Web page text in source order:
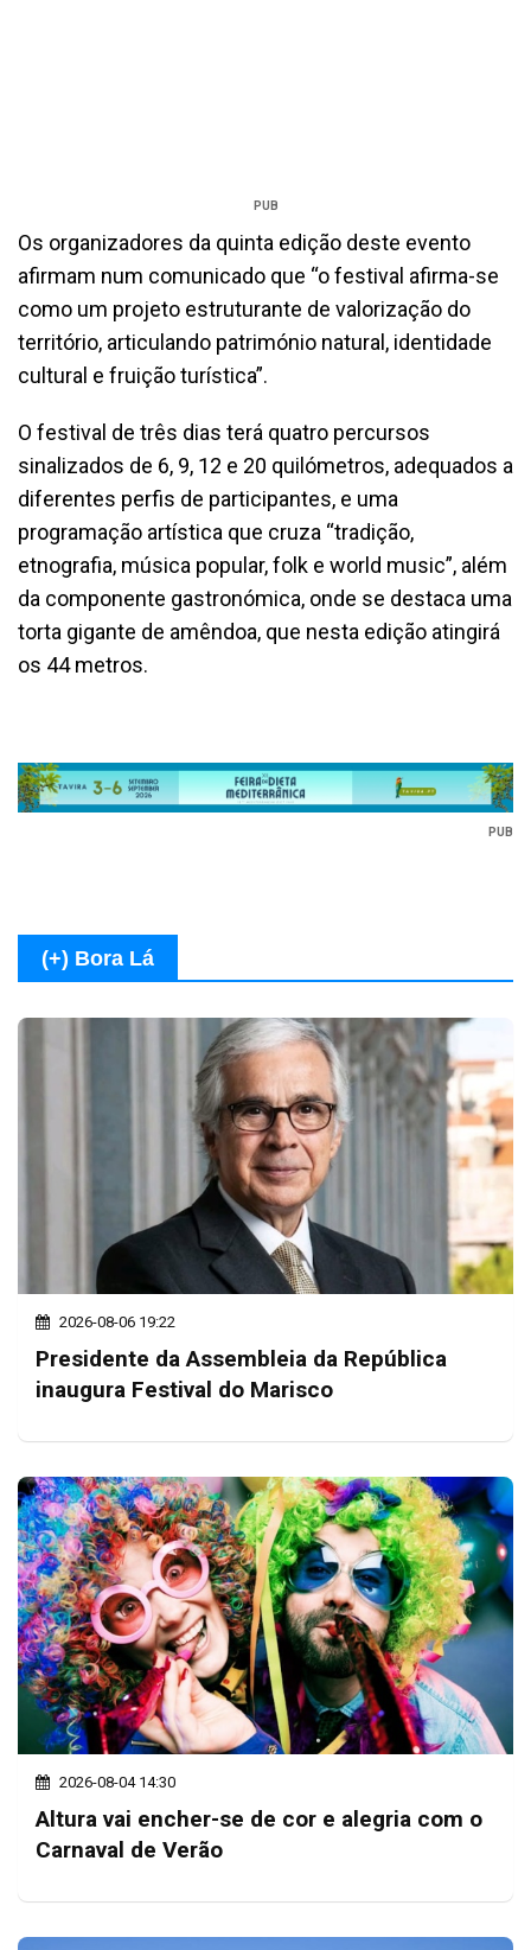
PUB
Os organizadores da quinta edição deste evento
afirmam num comunicado que “o festival afirma-se
como um projeto estruturante de valorização do
território, articulando património natural, identidade
cultural e fruição turística”.
O festival de três dias terá quatro percursos
sinalizados de 6, 9, 12 e 20 quilómetros, adequados a
diferentes perfis de participantes, e uma
programação artística que cruza “tradição,
etnografia, música popular, folk e world music”, além
da componente gastronómica, onde se destaca uma
torta gigante de amêndoa, que nesta edição atingirá
os 44 metros.
PUB
(+) Bora Lá
2026-08-06 19:22
Presidente da Assembleia da República
inaugura Festival do Marisco
2026-08-04 14:30
Altura vai encher-se de cor e alegria com o
Carnaval de Verão